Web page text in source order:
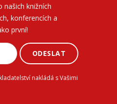
knižních
konferencích a
první!
ODESLAT
nakládá s Vašimi